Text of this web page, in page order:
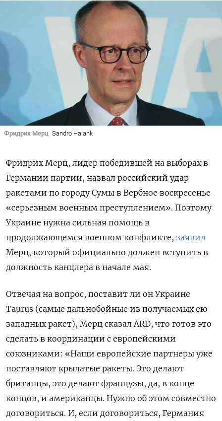
Фридрих Мерц Sandro Halank
Фридрих Мерц, лидер победившей на выборах в
Германии партии, назвал российский удар
ракетами по городу Сумы в Вербное воскресенье
«серьезным военным преступлением». Поэтому
Украине нужна сильная помощь в
продолжающемся военном конфликте, заявил
Мерц, который официально должен вступить в
должность канцлера в начале мая.
Отвечая на вопрос, поставит ли он Украине
Taurus (самые дальнобойные из получаемых ею
западных ракет), Мерц сказал ARD, что готов это
сделать в координации с европейскими
союзниками: «Наши европейские партнеры уже
поставляют крылатые ракеты. Это делают
британцы, это делают французы, да, в конце
концов, и американцы. Нужно об этом совместно
договориться. И, если договориться, Германия